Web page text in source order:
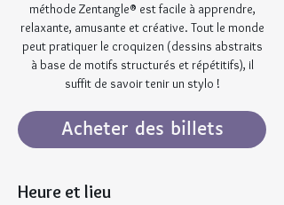
méthode Zentangle® est facile à apprendre,
relaxante, amusante et créative. Tout le monde
peut pratiquer le croquizen (dessins abstraits
à base de motifs structurés et répétitifs), il
suffit de savoir tenir un stylo !
Acheter des billets
Heure et lieu